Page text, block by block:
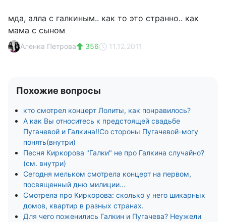
мда, алла с галкиным.. как то это странно.. как
мама с сыном
Аленка Петрова 356 11.12.2011
Похожие вопросы
кто смотрел концерт Лолиты, как понравилось?
А как Вы относитесь к предстоящей свадьбе
Пугачевой и Галкина!!Со стороны Пугачевой-могу
понять(внутри)
Песня Киркорова "Галки" не про Галкина случайно?
(см. внутри)
Сегодня мельком смотрела концерт на первом,
посвященный дню милиции...
Смотрела про Киркорова: сколько у него шикарных
домов, квартир в разных странах.
Для чего поженились Галкин и Пугачева? Неужели